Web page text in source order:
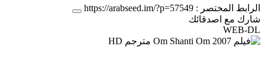
الرابط المختصر : https://arabseed.im/?p=57549
شارك مع اصدقائك
WEB-DL